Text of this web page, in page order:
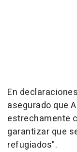
En
asegurado que
estrechamente
garantizar que
refugiados".